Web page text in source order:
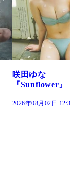
藤水咲桜『花
だまり』
2026年08月02日